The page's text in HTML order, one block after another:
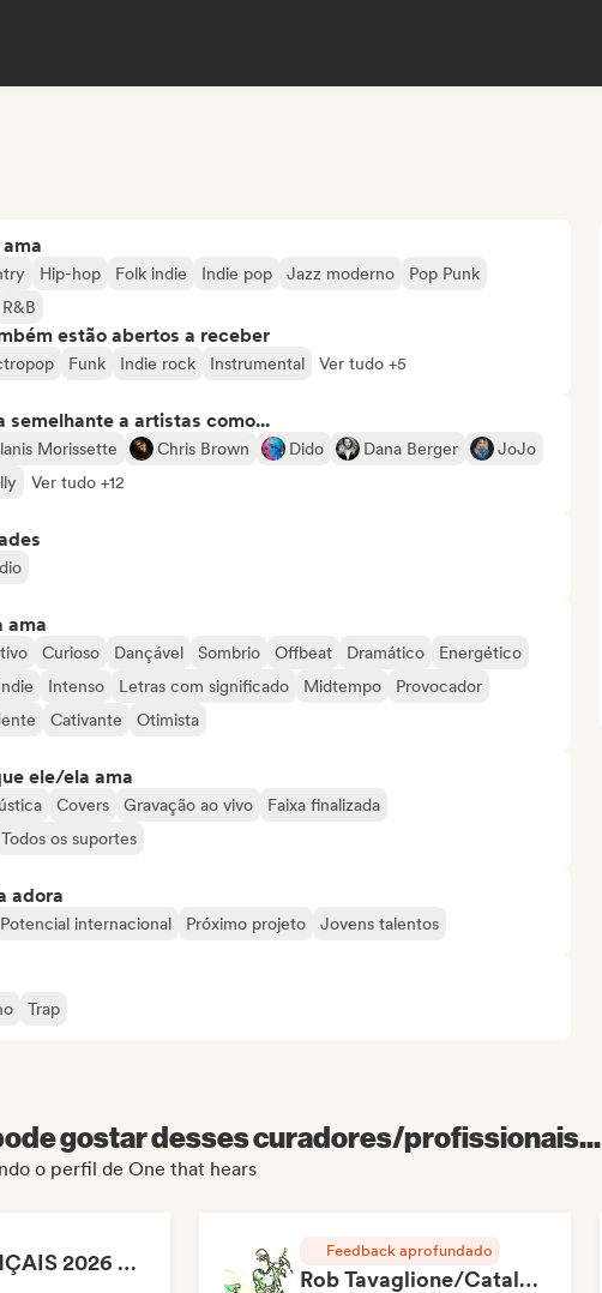
Hip-hop Folk indie Indie pop Jazz moderno
Pop Punk
R&B
estão abertos a receber
Funk Indie rock Instrumental Ver tudo +5
semelhante a artistas como...
Morissette Chris Brown Dido Dana Berger
JoJo
Ver tudo +12
ama
Curioso Dançável Sombrio Offbeat Dramático
Energético
Intenso Letras com significado Midtempo
Provocador
Cativante Otimista
ele/ela ama
Covers Gravação ao vivo
Faixa finalizada
Todos os suportes
adora
Potencial internacional Próximo projeto Jovens talentos
Trap
gostar desses curadores/profissionais...
o perfil de One that hears
RAP FRANÇAIS 2026 🔥🇫🇷 (Way Records) Feedback aprofundado
Rob Tavaglione/Catalyst Recording